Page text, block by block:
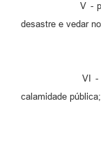
V - promover
desastre e vedar
VI - declarar
calamidade pública;